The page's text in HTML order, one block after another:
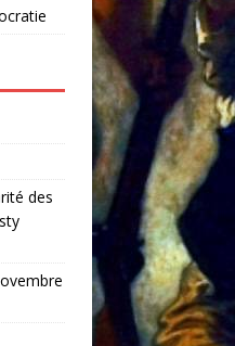
des